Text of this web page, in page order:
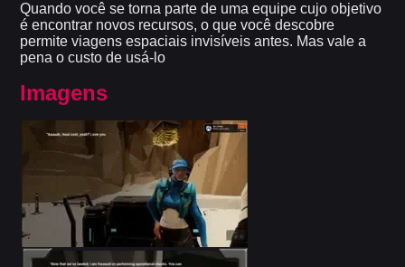
Quando você se torna parte de uma equipe cujo objetivo
é encontrar novos recursos, o que você descobre
permite viagens espaciais invisíveis antes. Mas vale a
pena o custo de usá-lo
Imagens